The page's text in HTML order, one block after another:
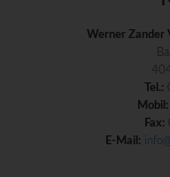
Werner Zander
Tel.:
Mobil:
Fax:
E-Mail: